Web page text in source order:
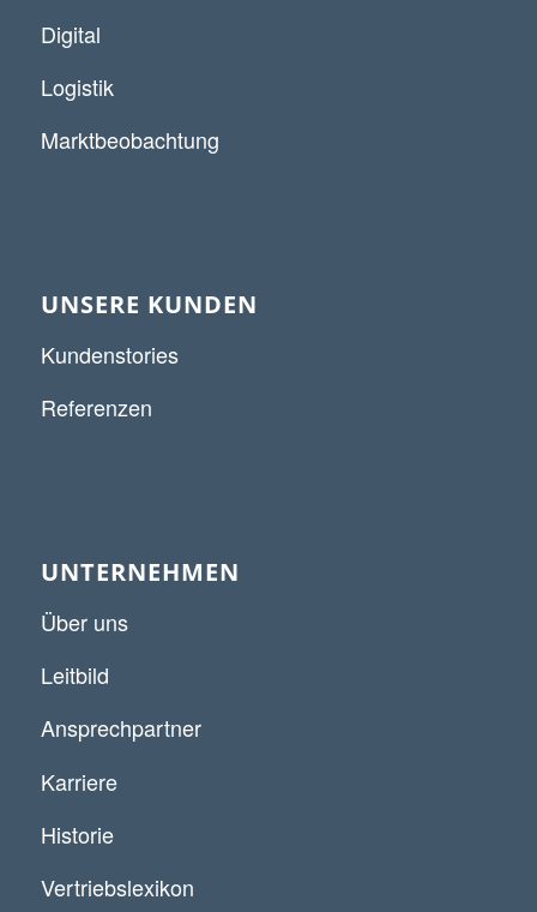
Digital
Logistik
Marktbeobachtung
UNSERE KUNDEN
Kundenstories
Referenzen
UNTERNEHMEN
Über uns
Leitbild
Ansprechpartner
Karriere
Historie
Vertriebslexikon